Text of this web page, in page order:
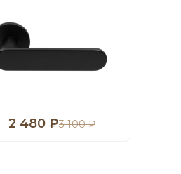
2 480 ₽3 100 ₽